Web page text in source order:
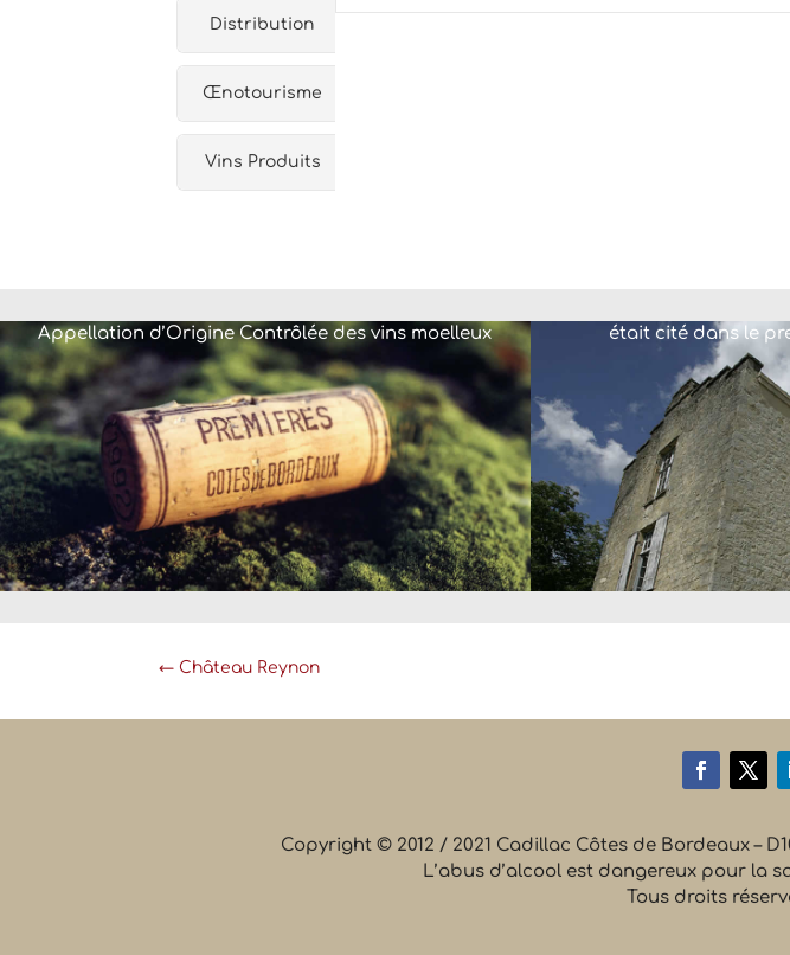
Distribution
Œnotourisme
Vins Produits
Appellation d’Origine Contrôlée des vins moelleux était cité dans le
←Château Reynon
Copyright © 2012 / 2021 Cadillac Côtes de Bordeaux –
L’abus d’alcool est dangereux pour la
Tous droits